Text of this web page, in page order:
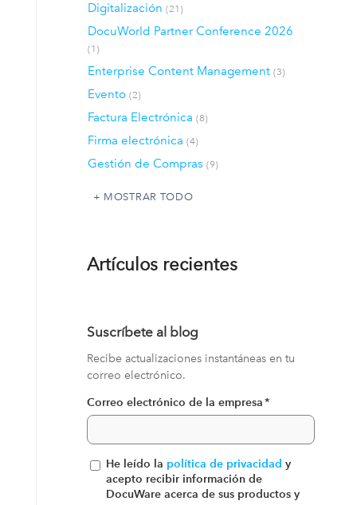
Digitalización(21)
DocuWorld Partner Conference 2026
(1)
Enterprise Content Management(3)
Evento(2)
Factura Electrónica(8)
Firma electrónica(4)
Gestión de Compras(9)
MOSTRAR TODO
Artículos recientes
Suscríbete al blog
Recibe actualizaciones instantáneas en tu
correo electrónico.
Correo electrónico de la empresa*
He leído la política de privacidad y
acepto recibir información de
DocuWare acerca de sus productos y